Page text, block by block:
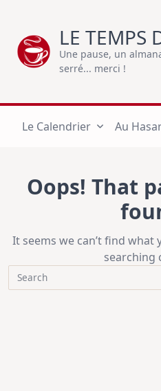
content
LE TEMPS
Une pause, un
serré... merci !
Le Calendrier Au
Oops! That
It seems we can’t find what
searching
Search